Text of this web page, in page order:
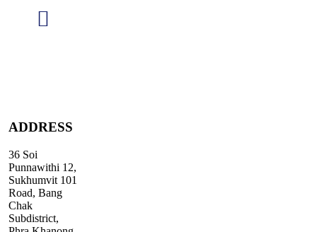
ADDRESS
36 Soi
Punnawithi 12,
Sukhumvit 101
Road, Bang
Chak
Subdistrict,